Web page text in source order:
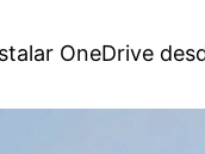
OneDrive